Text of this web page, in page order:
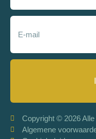
Copyright © 2026
Algemene